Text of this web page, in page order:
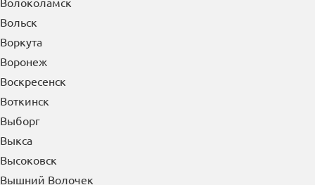
Воркута
Воронеж
Воскресенск
Воткинск
Выборг
Выкса
Высоковск
Вышний Волочек
Вязьма